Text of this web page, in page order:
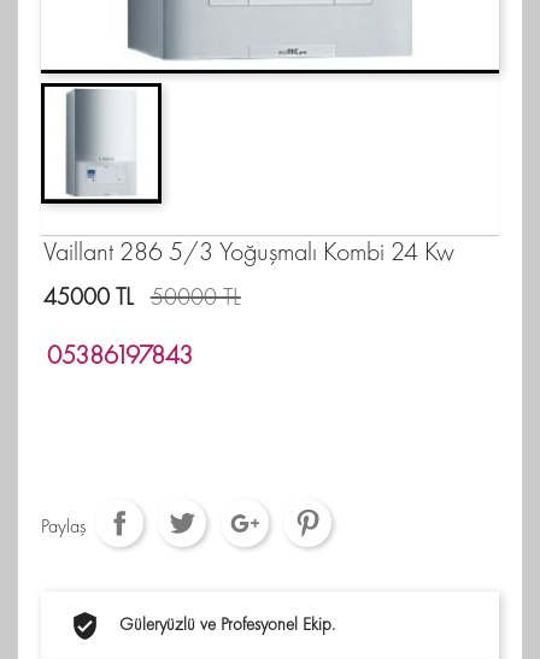
Vaillant 286 5/3 Yoğuşmalı Kombi 24 Kw
45000 TL 50000 TL
05386197843
Paylaş
Güleryüzlü ve Profesyonel Ekip.